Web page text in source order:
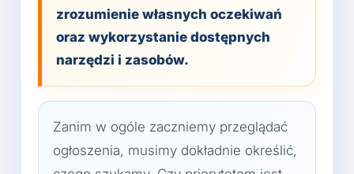
zrozumienie własnych oczekiwań
oraz wykorzystanie dostępnych
narzędzi i zasobów.
Zanim w ogóle zaczniemy przeglądać
ogłoszenia, musimy dokładnie określić,